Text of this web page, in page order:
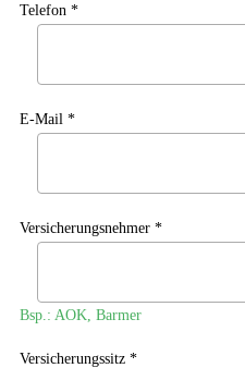
Telefon *
E-Mail *
Versicherungsnehmer *
Bsp.: AOK, Barmer
Versicherungssitz *